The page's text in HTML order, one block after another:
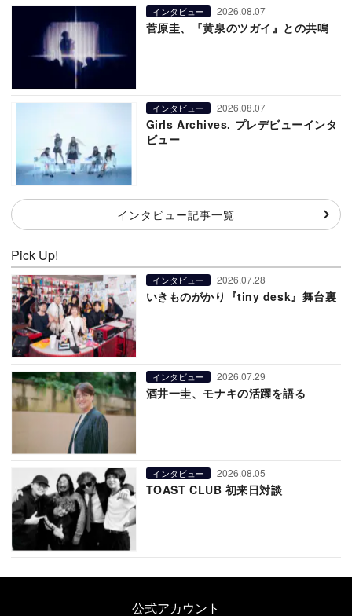
インタビュー 2026.08.07
菅原圭、『黄泉のツガイ』との共鳴
インタビュー 2026.08.07
Girls Archives. プレデビューインタ
ビュー
インタビュー記事一覧
Pick Up!
インタビュー 2026.07.28
いきものがかり『tiny desk』舞台裏
インタビュー 2026.07.29
酒井一圭、モナキの活躍を語る
インタビュー 2026.08.05
TOAST CLUB 初来日対談
公式アカウント